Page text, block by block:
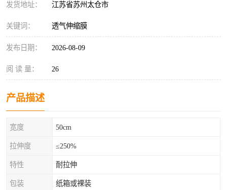
发货地址： 江苏省苏州太仓市
关键词： 透气伸缩膜
发布日期： 2026-08-09
阅 读 量： 26
产品描述
宽度 50cm
拉伸度 ≤250%
特性 耐拉伸
包装 纸箱或裸装